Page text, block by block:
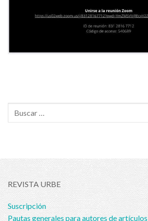
REVISTA URBE
Suscripción
Pautas generales para autores de artículos